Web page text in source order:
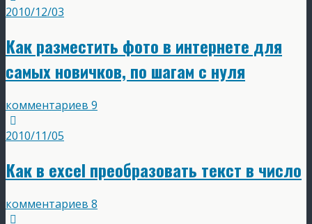
2010/12/03
Как разместить фото в интернете для
самых новичков, по шагам с нуля
комментариев 9
2010/11/05
Как в excel преобразовать текст в число
комментариев 8